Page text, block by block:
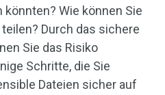
Wie können Sie
Durch das sichere
Sie das Risiko
Schritte, die Sie
Dateien sicher auf